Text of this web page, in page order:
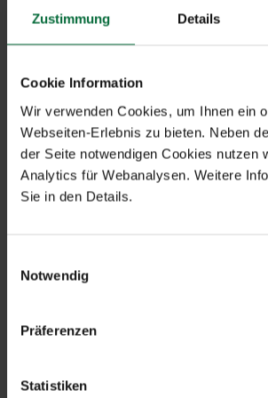
Zustimmung Details
Cookie Information
Wir verwenden Cookies, um Ihnen ein
Webseiten-Erlebnis zu bieten. Neben
der Seite notwendigen Cookies nutzen
Analytics für Webanalysen. Weitere
Sie in den Details.
Notwendig
Präferenzen
Statistiken
Weiterbildungsangebote
Die Mitarbeit in einem
Viele Vergünstigungen und
Unternehmens
Kostenlose City Airport Train
Parkplatz
brutto/Stunde